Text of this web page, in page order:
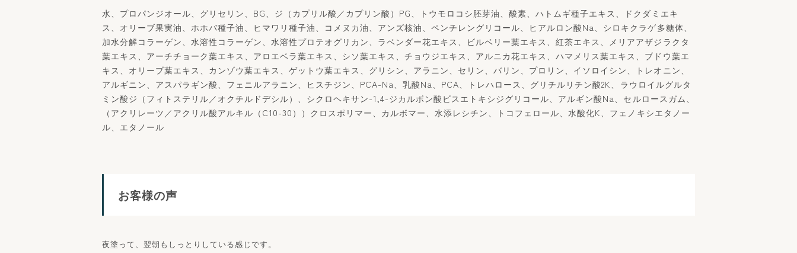
水、プロパンジオール、グリセリン、BG、ジ（カプリル酸／カプリン酸）PG、トウモロコシ胚芽油、酸素、ハトムギ種子エキス、ドクダミエキ
ス、オリーブ果実油、ホホバ種子油、ヒマワリ種子油、コメヌカ油、アンズ核油、ペンチレングリコール、ヒアルロン酸Na、シロキクラゲ多糖体、
加水分解コラーゲン、水溶性コラーゲン、水溶性プロテオグリカン、ラベンダー花エキス、ビルベリー葉エキス、紅茶エキス、メリアアザジラクタ
葉エキス、アーチチョーク葉エキス、アロエベラ葉エキス、シソ葉エキス、チョウジエキス、アルニカ花エキス、ハマメリス葉エキス、ブドウ葉エ
キス、オリーブ葉エキス、カンゾウ葉エキス、ゲットウ葉エキス、グリシン、アラニン、セリン、バリン、プロリン、イソロイシン、トレオニン、
アルギニン、アスパラギン酸、フェニルアラニン、ヒスチジン、PCA-Na、乳酸Na、PCA、トレハロース、グリチルリチン酸2K、ラウロイルグルタ
ミン酸ジ（フィトステリル／オクチルドデシル）、シクロヘキサン-1,4-ジカルボン酸ビスエトキシジグリコール、アルギン酸Na、セルロースガム、
（アクリレーツ／アクリル酸アルキル（C10-30））クロスポリマー、カルボマー、水添レシチン、トコフェロール、水酸化K、フェノキシエタノー
ル、エタノール
お客様の声
夜塗って、翌朝もしっとりしている感じです。